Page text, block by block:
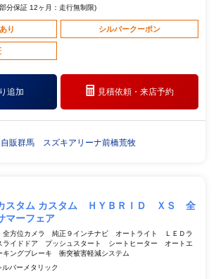
分保証 12ヶ月：走行無制限)
り シルバークーポン
追加 見積依頼・来店予約
自販群馬 スズキアリーナ前橋荒牧
スタム カスタム ＨＹＢＲＩＤ ＸＳ 全
ーフェア
方位カメラ 純正９インチナビ オートライト ＬＥＤラ
ライドドア プッシュスタート シートヒーター オートエ
ングブレーキ 衝突被害軽減システム
バーメタリック